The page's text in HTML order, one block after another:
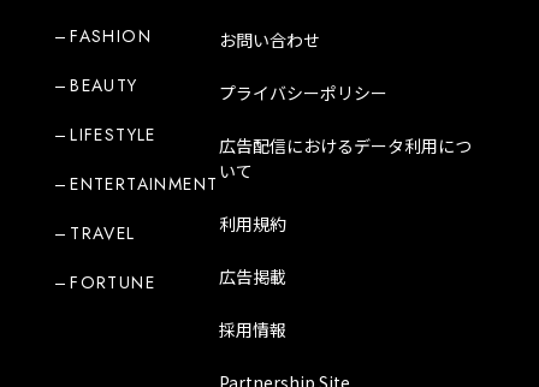
FASHION
BEAUTY
LIFESTYLE
ENTERTAINMENT
TRAVEL
FORTUNE
お問い合わせ
プライバシーポリシー
広告配信におけるデータ利用につ
いて
利用規約
広告掲載
採用情報
Partnership Site